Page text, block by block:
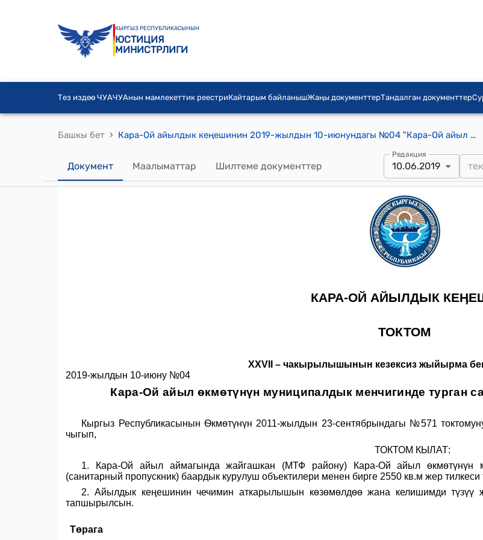
КЫРГЫЗ РЕСПУБЛИКАСЫНЫН
ЮСТИЦИЯ
МИНИСТРЛИГИ
Тез издөө ЧУАЧУАнын мамлекеттик реестриКайтарым байланышЖаңы документтерТандалган документтер
Башкы бет › Кара-Ой айылдык кеңешинин 2019-жылдын 10-июнундагы №04 "Кара-Ой айыл ѳкмѳтүнүн муниципалдык менчигинде турган санитардык ѳткѳрмѳнү сатуу жѳнүндѳ"токтому
Документ Маалыматтар Шилтеме документтер
Редакция
10.06.2019